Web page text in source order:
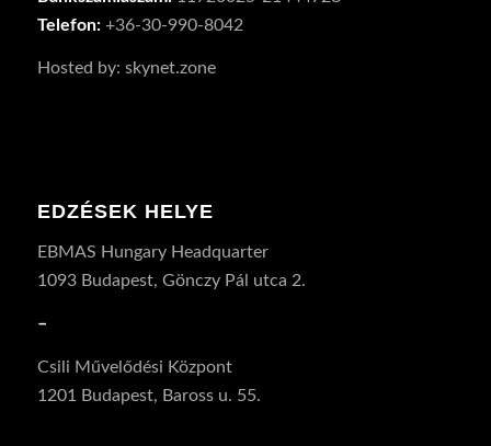
Telefon:+36-30-990-8042
Hosted by: skynet.zone
EDZÉSEK HELYE
EBMAS Hungary Headquarter
1093 Budapest, Gönczy Pál utca 2.
–
Csili Művelődési Központ
1201 Budapest, Baross u. 55.